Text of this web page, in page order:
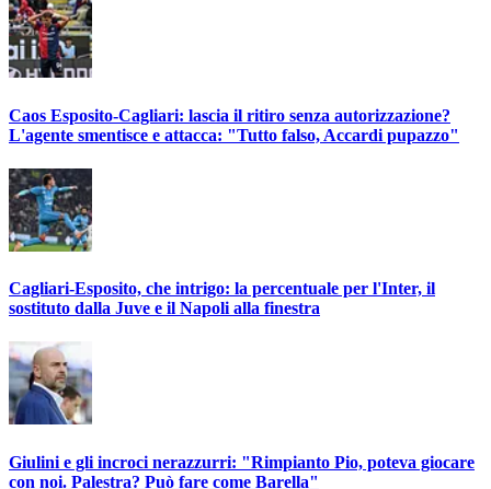
Caos Esposito-Cagliari: lascia il ritiro senza autorizzazione?
L'agente smentisce e attacca: "Tutto falso, Accardi pupazzo"
Cagliari-Esposito, che intrigo: la percentuale per l'Inter, il
sostituto dalla Juve e il Napoli alla finestra
Giulini e gli incroci nerazzurri: "Rimpianto Pio, poteva giocare
con noi. Palestra? Può fare come Barella"